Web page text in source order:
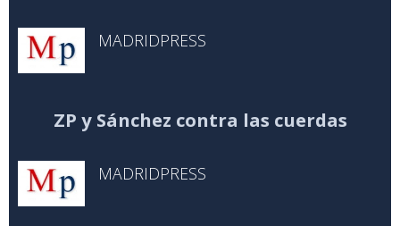
MADRIDPRESS
ZP y Sánchez contra las cuerdas
MADRIDPRESS